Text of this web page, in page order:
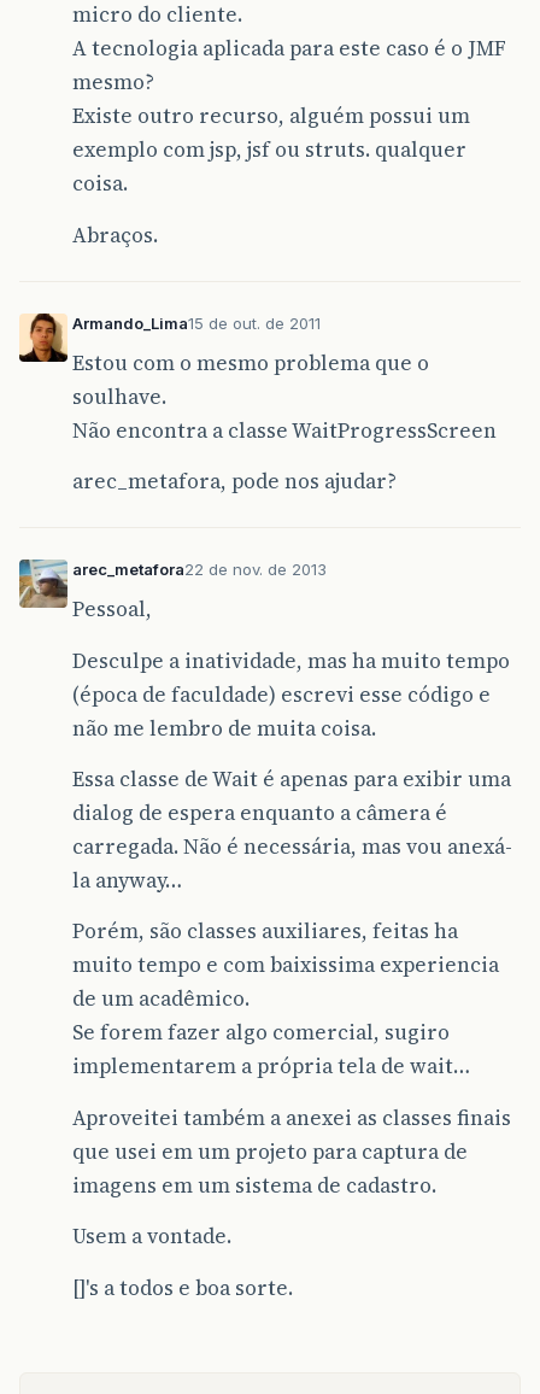
micro do cliente.
A tecnologia aplicada para este caso é o JMF
mesmo?
Existe outro recurso, alguém possui um
exemplo com jsp, jsf ou struts. qualquer
coisa.
Abraços.
Armando_Lima15 de out. de 2011
Estou com o mesmo problema que o
soulhave.
Não encontra a classe WaitProgressScreen
arec_metafora, pode nos ajudar?
arec_metafora22 de nov. de 2013
Pessoal,
Desculpe a inatividade, mas ha muito tempo
(época de faculdade) escrevi esse código e
não me lembro de muita coisa.
Essa classe de Wait é apenas para exibir uma
dialog de espera enquanto a câmera é
carregada. Não é necessária, mas vou anexá-
la anyway…
Porém, são classes auxiliares, feitas ha
muito tempo e com baixissima experiencia
de um acadêmico.
Se forem fazer algo comercial, sugiro
implementarem a própria tela de wait…
Aproveitei também a anexei as classes finais
que usei em um projeto para captura de
imagens em um sistema de cadastro.
Usem a vontade.
[]'s a todos e boa sorte.